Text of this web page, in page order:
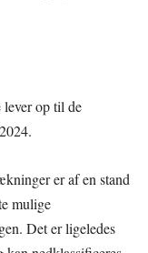
op til de
er af en stand
mulige
Det er ligeledes